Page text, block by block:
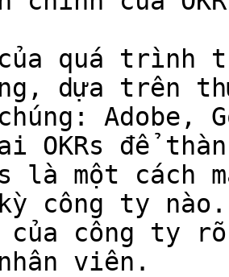
quá trình
dựa trên
Adobe,
OKRs để
là một cách
công ty
của công ty
viên.